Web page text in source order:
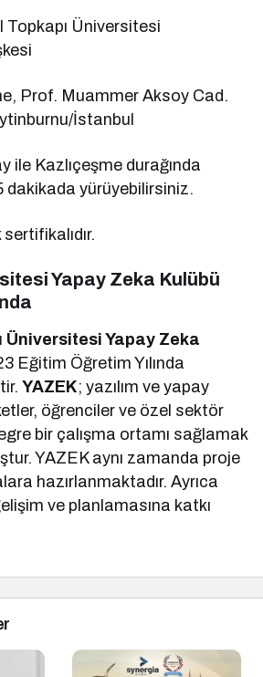
Topkapı Üniversitesi
Prof. Muammer Aksoy Cad.
İstanbul
ile Kazlıçeşme durağında
dakikada yürüyebilirsiniz.
Yapay Zeka Kulübü
Üniversitesi Yapay Zeka
Eğitim Öğretim Yılında
YAZEK; yazılım ve yapay
öğrenciler ve özel sektör
bir çalışma ortamı sağlamak
YAZEK aynı zamanda proje
hazırlanmaktadır. Ayrıca
ve planlamasına katkı